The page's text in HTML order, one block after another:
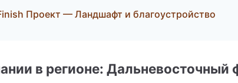
Проект — Ландшафт и благоустройство
в регионе: Дальневосточный